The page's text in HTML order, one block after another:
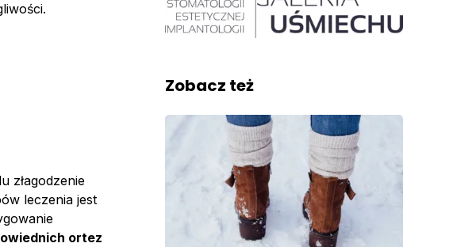
złagodzenie
leczenia jest
ortez
Zobacz też